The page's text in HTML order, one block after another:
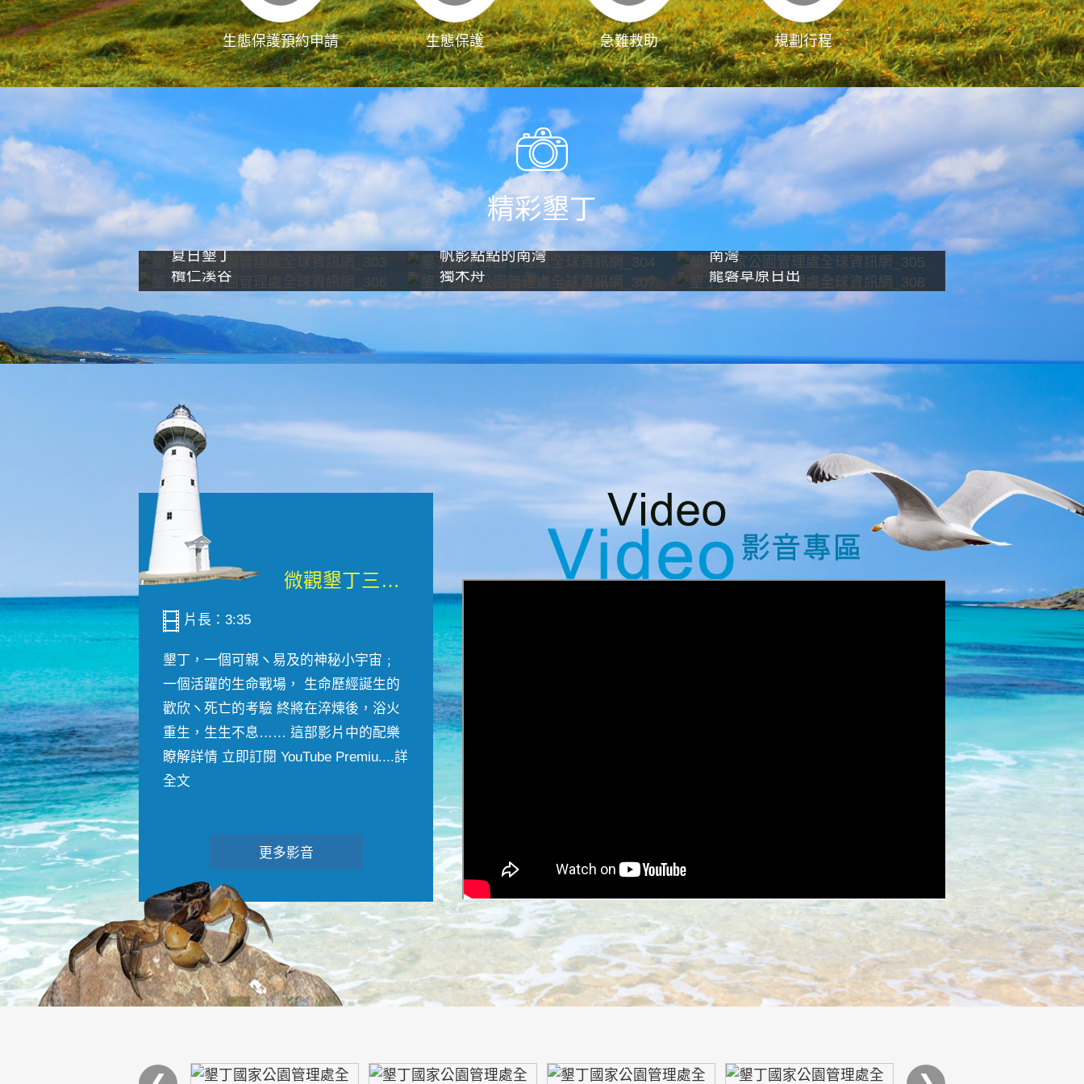
生態保護預約申請 生態保護 急難救助 規劃行程 影像直播
精彩墾丁
夏日墾丁 帆影點點的南灣
南灣
欖仁溪谷
獨木舟 龍磐草原日出
微觀墾丁三部曲 重生....
片長：3:35
墾丁，一個可親ヽ易及的神秘小宇宙﹔
一個活躍的生命戰場， 生命歷經誕生的
歡欣ヽ死亡的考驗 終將在淬煉後，浴火
重生，生生不息…… 這部影片中的配樂
瞭解詳情 立即訂閱 YouTube Premiu....詳
全文
更多影音